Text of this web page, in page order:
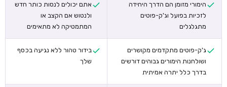
הימורי מזומן הם הדרך היחידה
לזכיות בפועל וג'ק-פוטים
מתגלגלים
אתם יכולים לנסות כותר חדש
ולנטוש אם הקצב או
המתמטיקה לא מתאימים
ג'ק-פוטים מתקדמים מקושרים
ושולחנות הימורים גבוהים דורשים
בדרך כלל יתרה אמיתית
בידור טהור ללא נגיעה בכסף
שלך